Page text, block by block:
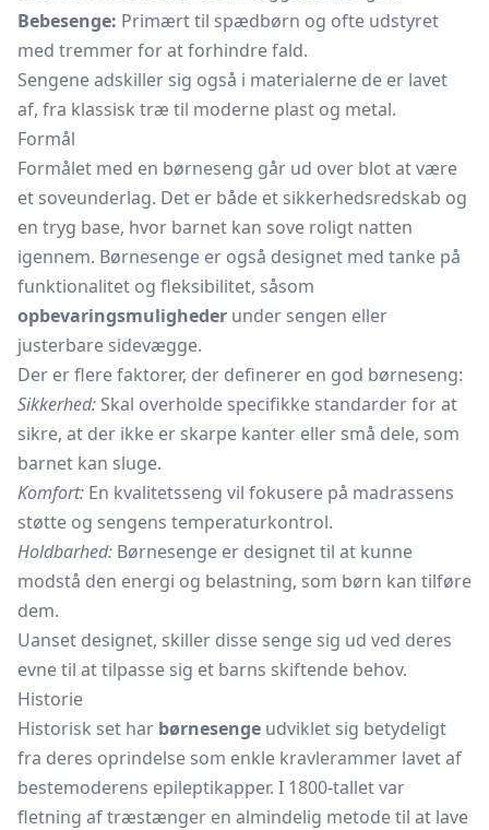
Bebesenge: Primært til spædbørn og ofte udstyret
med tremmer for at forhindre fald.
Sengene adskiller sig også i materialerne de er lavet
af, fra klassisk træ til moderne plast og metal.
Formål
Formålet med en børneseng går ud over blot at være
et soveunderlag. Det er både et sikkerhedsredskab og
en tryg base, hvor barnet kan sove roligt natten
igennem. Børnesenge er også designet med tanke på
funktionalitet og fleksibilitet, såsom
opbevaringsmuligheder under sengen eller
justerbare sidevægge.
Der er flere faktorer, der definerer en god børneseng:
Sikkerhed: Skal overholde specifikke standarder for at
sikre, at der ikke er skarpe kanter eller små dele, som
barnet kan sluge.
Komfort: En kvalitetsseng vil fokusere på madrassens
støtte og sengens temperaturkontrol.
Holdbarhed: Børnesenge er designet til at kunne
modstå den energi og belastning, som børn kan tilføre
dem.
Uanset designet, skiller disse senge sig ud ved deres
evne til at tilpasse sig et barns skiftende behov.
Historie
Historisk set har børnesenge udviklet sig betydeligt
fra deres oprindelse som enkle kravlerammer lavet af
bestemoderens epileptikapper. I 1800-tallet var
fletning aftræstænger en almindelig metode til at lave